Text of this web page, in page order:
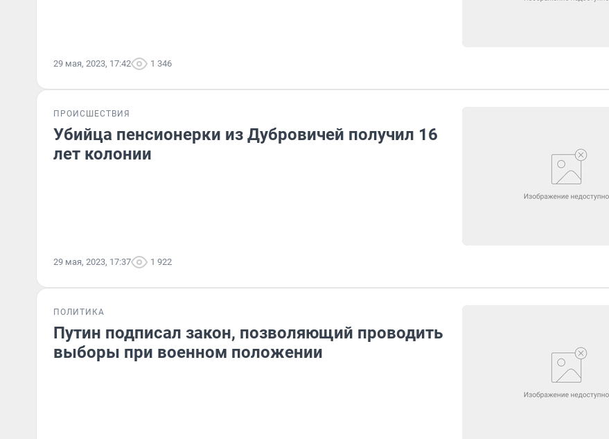
29 мая, 2023, 17:42 1 346
ПРОИСШЕСТВИЯ
Убийца пенсионерки из Дубровичей получил 16
лет колонии
29 мая, 2023, 17:37 1 922
ПОЛИТИКА
Путин подписал закон, позволяющий проводить
выборы при военном положении